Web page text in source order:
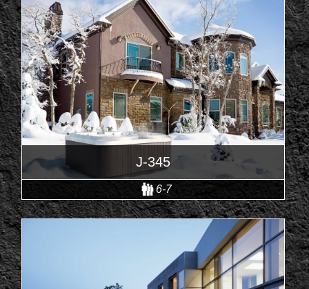
J-345
6-7